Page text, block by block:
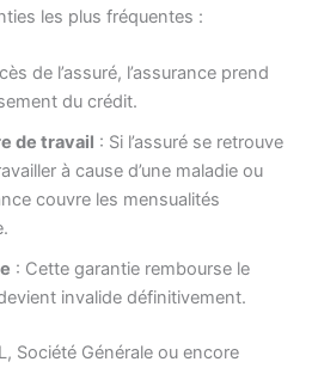
les plus fréquentes :
de l’assuré, l’assurance prend
du crédit.
de travail : Si l’assuré se retrouve
à cause d’une maladie ou
couvre les mensualités
: Cette garantie rembourse le
invalide définitivement.
Société Générale ou encore